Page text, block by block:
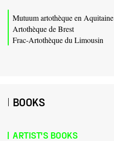
Mutuum artothèque en Aquitaine
Artothèque de Brest
Frac-Artothèque du Limousin
BOOKS
ARTIST'S BOOKS